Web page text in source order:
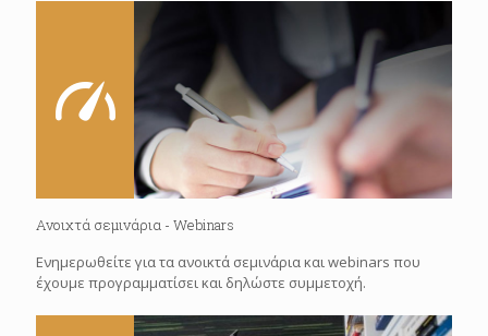
Ανοιχτά σεμινάρια - Webinars
Ενημερωθείτε για τα ανοικτά σεμινάρια και webinars που
έχουμε προγραμματίσει και δηλώστε συμμετοχή.